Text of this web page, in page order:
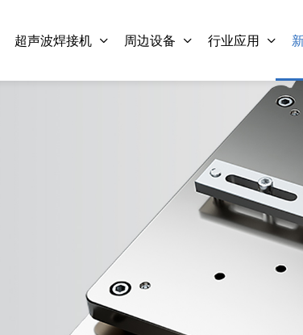
超声波焊接机 周边设备 行业应用